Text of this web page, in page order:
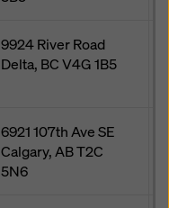
9924 River Road
Delta, BCV4G 1B5
6921 107th Ave SE
Calgary, ABT2C
5N6